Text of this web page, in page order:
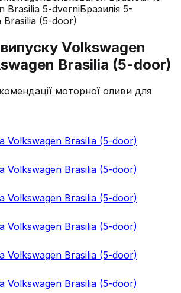
Brasilia 5-dverniБразилія 5-
Brasilia (5-door)
випуску Volkswagen
Brasilia (5-door)
моторної оливи для
Volkswagen Brasilia (5-door)
Volkswagen Brasilia (5-door)
Volkswagen Brasilia (5-door)
Volkswagen Brasilia (5-door)
Volkswagen Brasilia (5-door)
Volkswagen Brasilia (5-door)